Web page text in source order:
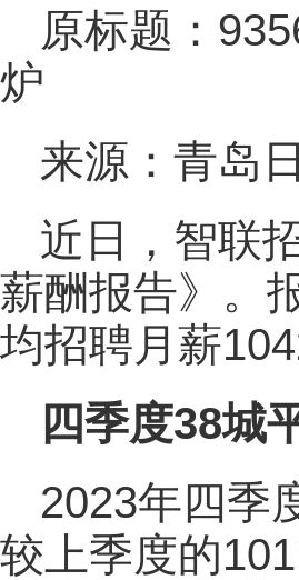
原标题：
炉
来源：青岛
近日，智联
薪酬报告》。
均招聘月薪
四季度38城
2023年四季
较上季度的